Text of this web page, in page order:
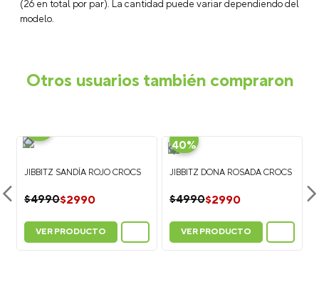
(26 en total por par). La cantidad puede variar dependiendo del
modelo.
Otros usuarios también compraron
40%
JIBBITZ SANDÍA ROJO CROCS
$4990$2990
VER PRODUCTO
-
40%
JIBBITZ DONA ROSADA CROCS
$4990$2990
VER PRODUCTO